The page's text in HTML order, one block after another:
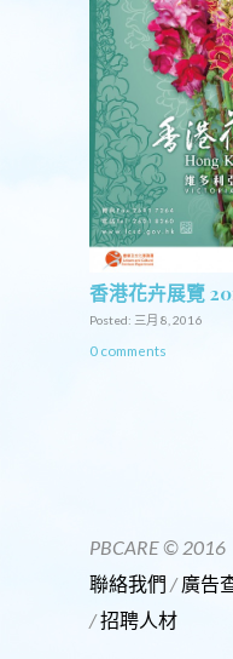
香港花卉展覽
Posted: 三月 8, 2016
0 comments
PBCARE © 2016
聯絡我們 /廣告
/招聘人材